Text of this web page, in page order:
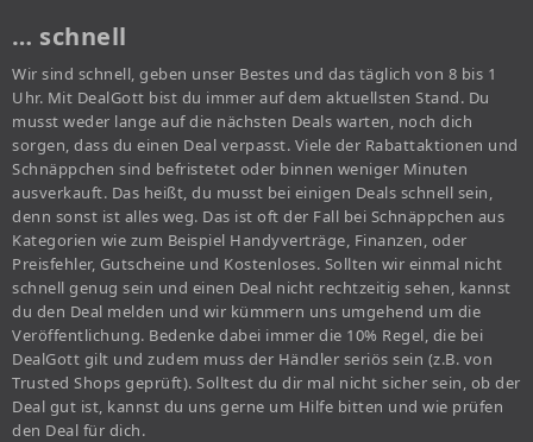
… schnell
Wir sind schnell, geben unser Bestes und das täglich von 8 bis 1
Uhr. Mit DealGott bist du immer auf dem aktuellsten Stand. Du
musst weder lange auf die nächsten Deals warten, noch dich
sorgen, dass du einen Deal verpasst. Viele der Rabattaktionen und
Schnäppchen sind befristetet oder binnen weniger Minuten
ausverkauft. Das heißt, du musst bei einigen Deals schnell sein,
denn sonst ist alles weg. Das ist oft der Fall bei Schnäppchen aus
Kategorien wie zum Beispiel Handyverträge, Finanzen, oder
Preisfehler, Gutscheine und Kostenloses. Sollten wir einmal nicht
schnell genug sein und einen Deal nicht rechtzeitig sehen, kannst
du den Deal melden und wir kümmern uns umgehend um die
Veröffentlichung. Bedenke dabei immer die 10% Regel, die bei
DealGott gilt und zudem muss der Händler seriös sein (z.B. von
Trusted Shops geprüft). Solltest du dir mal nicht sicher sein, ob der
Deal gut ist, kannst du uns gerne um Hilfe bitten und wie prüfen
den Deal für dich.